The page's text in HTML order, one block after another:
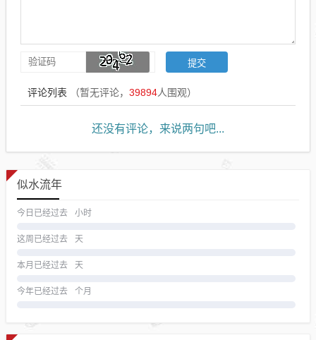
评论列表 （暂无评论， 39894人围观）
还没有评论，来说两句吧...
似水流年
今日已经过去 小时
这周已经过去 天
本月已经过去 天
今年已经过去 个月